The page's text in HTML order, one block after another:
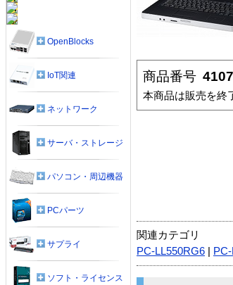
商品番号
本商品は販売を終
関連カテゴリ
PC-LL550RG6
OpenBlocks
IoT関連
ネットワーク
サーバ・ストレージ
パソコン・周辺機器
PCパーツ
サプライ
ソフト・ライセンス